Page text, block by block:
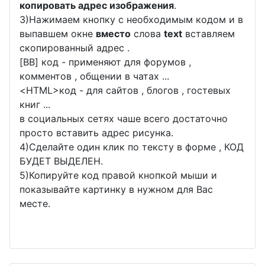
копировать адрес изображения.
3)Нажимаем кнопку с необходимым кодом и в
выпавшем окне вместо слова text вставляем
скопированный адрес .
[BB] код - применяют для форумов ,
комментов , общении в чатах ...
<HTML>код - для сайтов , блогов , гостевых
книг ...
в социальных сетях чаше всего достаточно
просто вставить адрес рисунка.
4)Сделайте один клик по тексту в форме , КОД
БУДЕТ ВЫДЕЛЕН.
5)Копируйте код правой кнопкой мыши и
показывайте картинку в нужном для Вас
месте.